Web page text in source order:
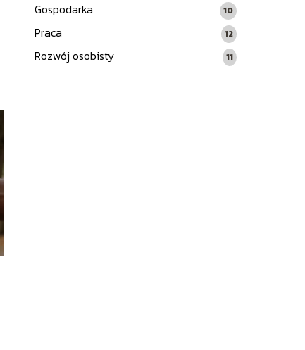
Gospodarka 10
Praca 12
Rozwój osobisty 11